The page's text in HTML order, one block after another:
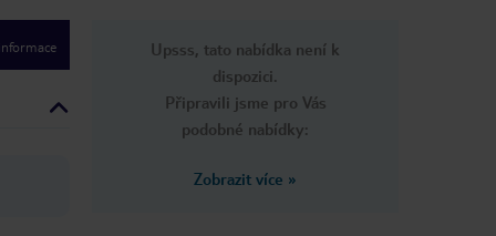
Upsss, tato nabídka není k
dispozici.
Připravili jsme pro Vás
podobné nabídky:
Zobrazit více »